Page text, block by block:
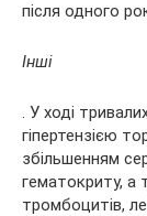
після одного
Інші
. У ході
гіпертензією
збільшенням
гематокриту, а
тромбоцитів,